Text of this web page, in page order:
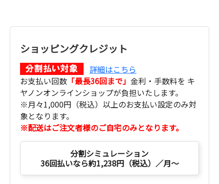
ショッピングクレジット
詳細はこちら
お支払い回数 「最長36回まで」 金利・手数料を キ
ヤノンオンラインショップが負担いたします。
※月々1,000円（税込）以上のお支払い設定のみ対
象となります。
※配送はご注文者様のご自宅のみとなります。
分割シミュレーション
36回払いなら約1,238円（税込）／月～